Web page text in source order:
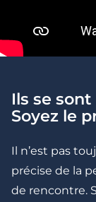
Ils se
Soyez le
Il n’est pas
précise de la
de rencontre.